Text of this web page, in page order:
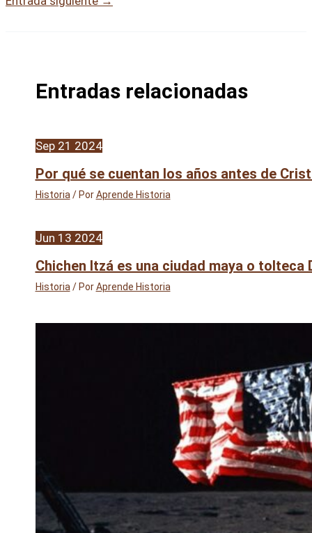
Entradas relacionadas
Sep 21 2024
Por qué se cuentan los años antes de
Historia / PorAprende Historia
Jun 13 2024
Chichen Itzá es una ciudad maya o tolteca
Historia / PorAprende Historia